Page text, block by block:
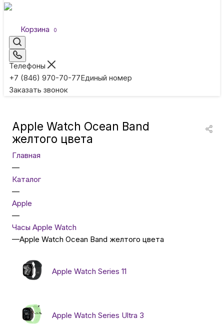
Корзина 0
Телефоны
+7 (846) 970-70-77Единый номер
Заказать звонок
Умные кольца
Бытовая техника
Apple Watch Ocean Band
желтого цвета
Главная
—
Каталог
—
Apple
—
Часы Apple Watch
—Apple Watch Ocean Band желтого цвета
Apple Watch Series 11
Apple Watch Series Ultra 3